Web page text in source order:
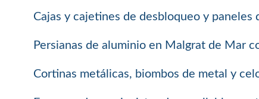
Cajas y cajetines de desbloqueo y paneles
Persianas de aluminio en Malgrat de Mar
Cortinas metálicas, biombos de metal y